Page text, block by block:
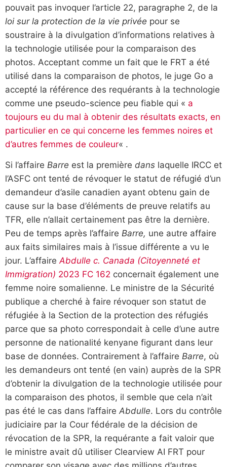
pouvait pas invoquer l’article 22, paragraphe 2, de la
loi sur la protection de la vie privée pour se
soustraire à la divulgation d’informations relatives à
la technologie utilisée pour la comparaison des
photos. Acceptant comme un fait que le FRT a été
utilisé dans la comparaison de photos, le juge Go a
accepté la référence des requérants à la technologie
comme une pseudo-science peu fiable qui « a
toujours eu du mal à obtenir des résultats exacts, en
particulier en ce qui concerne les femmes noires et
d’autres femmes de couleur« .
Si l’affaire Barre est la première dans laquelle IRCC et
l’ASFC ont tenté de révoquer le statut de réfugié d’un
demandeur d’asile canadien ayant obtenu gain de
cause sur la base d’éléments de preuve relatifs au
TFR, elle n’allait certainement pas être la dernière.
Peu de temps après l’affaire Barre, une autre affaire
aux faits similaires mais à l’issue différente a vu le
jour. L’affaire Abdulle c. Canada (Citoyenneté et
Immigration) 2023 FC 162 concernait également une
femme noire somalienne. Le ministre de la Sécurité
publique a cherché à faire révoquer son statut de
réfugiée à la Section de la protection des réfugiés
parce que sa photo correspondait à celle d’une autre
personne de nationalité kenyane figurant dans leur
base de données. Contrairement à l’affaire Barre, où
les demandeurs ont tenté (en vain) auprès de la SPR
d’obtenir la divulgation de la technologie utilisée pour
la comparaison des photos, il semble que cela n’ait
pas été le cas dans l’affaire Abdulle. Lors du contrôle
judiciaire par la Cour fédérale de la décision de
révocation de la SPR, la requérante a fait valoir que
le ministre avait dû utiliser Clearview AI FRT pour